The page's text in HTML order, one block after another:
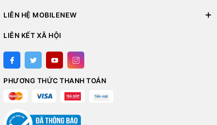
LIÊN HỆ MOBILENEW
LIÊN KẾT XÃ HỘI
PHƯƠNG THỨC THANH TOÁN